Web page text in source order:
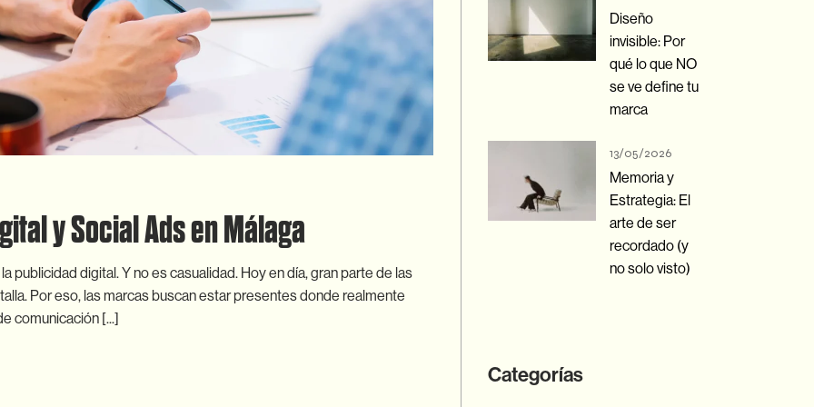
y Social Ads en Málaga
publicidad digital. Y no es casualidad. Hoy en día, gran parte de las
Por eso, las marcas buscan estar presentes donde realmente
comunicación [...]
Diseño
invisible: Por
qué lo que NO
se ve define tu
marca
13/05/2026
Memoria y
Estrategia: El
arte de ser
recordado (y
no solo visto)
Categorías